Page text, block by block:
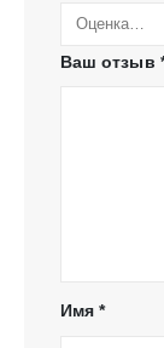
Ваш отзыв
Имя*